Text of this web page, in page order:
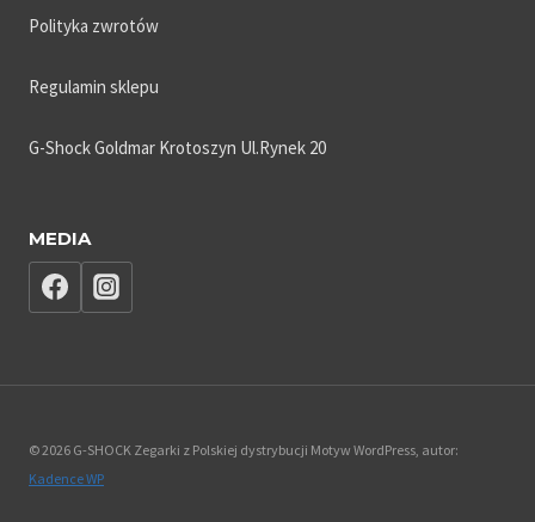
Polityka zwrotów
Regulamin sklepu
G-Shock Goldmar Krotoszyn Ul.Rynek 20
MEDIA
© 2026 G-SHOCK Zegarki z Polskiej dystrybucji Motyw WordPress, autor:
Kadence WP